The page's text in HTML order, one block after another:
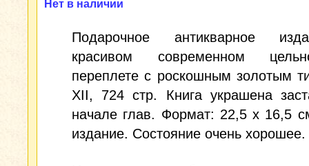
Нет в наличии
Подарочное антикварное
красивом современном
переплете с роскошным золотым
XII, 724 стр. Книга украшена
начале глав. Формат: 22,5 х 16,5
издание. Состояние очень хорошее.